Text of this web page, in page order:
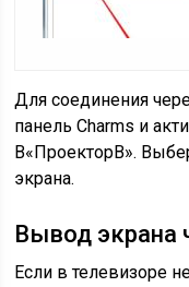
Для соединения
панель Charms и
В«ПроекторВ».
экрана.
Вывод экрана
Если в телевизоре